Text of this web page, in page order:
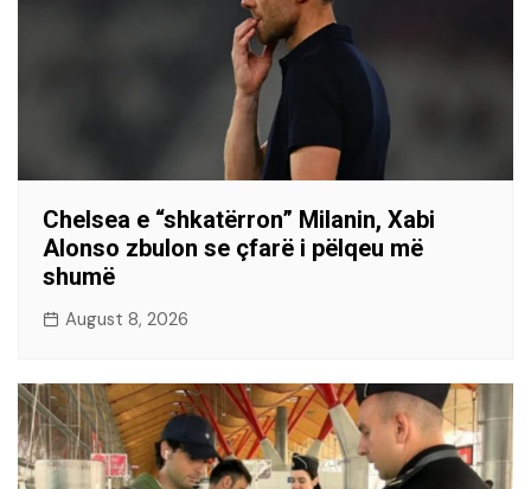
Chelsea e “shkatërron” Milanin, Xabi
Alonso zbulon se çfarë i pëlqeu më
shumë
August 8, 2026